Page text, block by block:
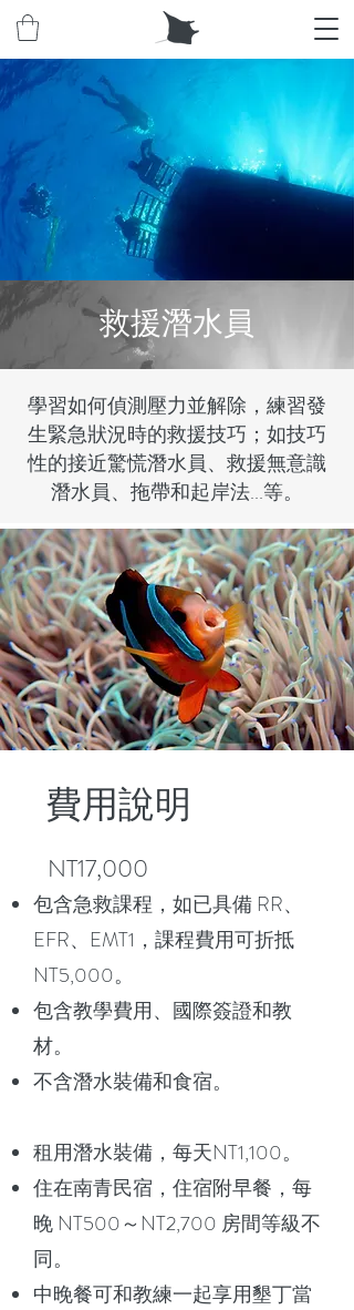
救援潛水員
學習如何偵測壓力並解除，練習發
生緊急狀況時的救援技巧；如技巧
性的接近驚慌潛水員、救援無意識
潛水員、拖帶和起岸法...等。
費用說明
NT17,000
包含急救課程，如已具備 RR、
EFR、EMT1，課程費用可折抵
NT5,000。
包含教學費用、國際簽證和教
材。
不含潛水裝備和食宿。
租用潛水裝備，每天NT1,100。
住在南青民宿，住宿附早餐，每
晚 NT500～NT2,700 房間等級不
同。
中晚餐可和教練一起享用墾丁當